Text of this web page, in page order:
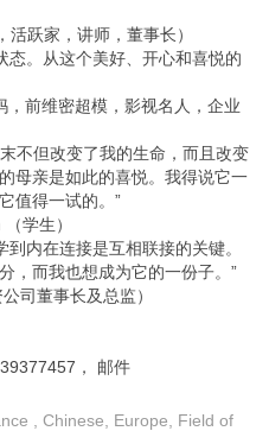
跃家，讲师，董事长）
。从这个美好、开心和喜悦的
前维密超模，影视名人，企业
但改变了我的生命，而且改变
母亲是如此的喜悦。我得说它一
值得一试的。”
学生）
内在连接是互相联接的关键。
，而我也想成为它的一份子。”
董事长及总监）
， 邮件
Chinese Europe
Field of